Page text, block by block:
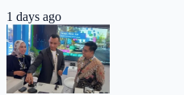
1 days ago